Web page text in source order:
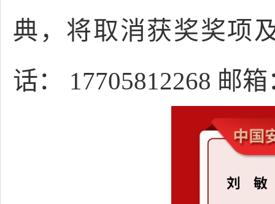
典，将取消获奖奖项
话： 17705812268 邮